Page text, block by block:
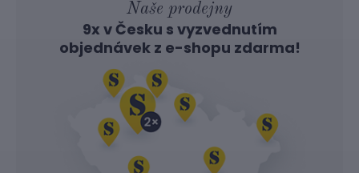
Naše prodejny
9x v Česku s vyzvednutím
objednávek z e-shopu zdarma!